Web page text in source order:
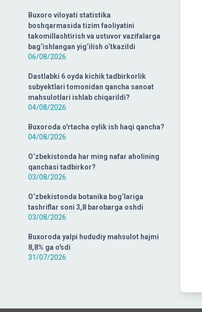
Buxoro viloyati statistika
boshqarmasida tizim faoliyatini
takomillashtirish va ustuvor vazifalarga
bag‘ishlangan yig‘ilish o‘tkazildi
06/08/2026
Dastlabki 6 oyda kichik tadbirkorlik
subyektlari tomonidan qancha sanoat
mahsulotlari ishlab chiqarildi?
04/08/2026
Buxoroda o'rtacha oylik ish haqi qancha?
04/08/2026
O‘zbekistonda har ming nafar aholining
qanchasi tadbirkor?
03/08/2026
O‘zbekistonda botanika bog‘lariga
tashriflar soni 3,8 barobarga oshdi
03/08/2026
Buxoroda yalpi hududiy mahsulot hajmi
8,8% ga o'sdi
31/07/2026